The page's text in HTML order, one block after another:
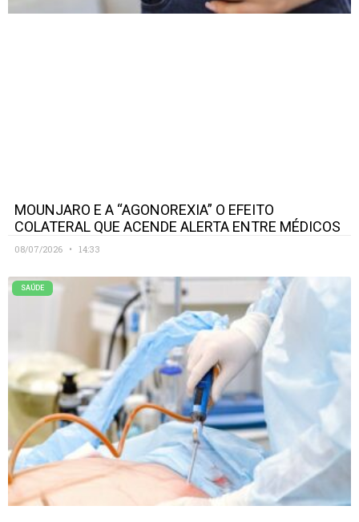
MOUNJARO E A “AGONOREXIA” O EFEITO
COLATERAL QUE ACENDE ALERTA ENTRE MÉDICOS
08/07/2026 14:33
SAÚDE